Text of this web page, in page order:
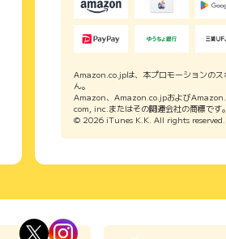
Amazon.co.jpは、本プロモーションのス
ん。
Amazon、Amazon.co.jpおよび
com, inc.またはその関連会社の商標です。
© 2026 iTunes K.K. All rights reserved.